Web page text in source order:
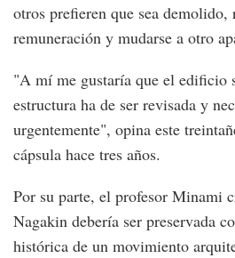
otros prefieren que sea demolido,
remuneración y mudarse a otro
"A mí me gustaría que el edificio
estructura ha de ser revisada y
urgentemente", opina este
cápsula hace tres años.
Por su parte, el profesor Minami
Nagakin debería ser preservada
histórica de un movimiento